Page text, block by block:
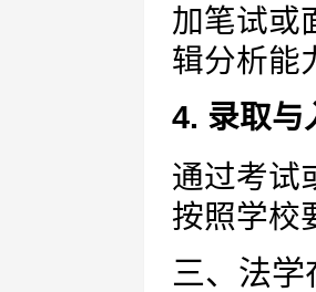
加笔试或
辑分析能
4. 录取与
通过考试
按照学校
三、法